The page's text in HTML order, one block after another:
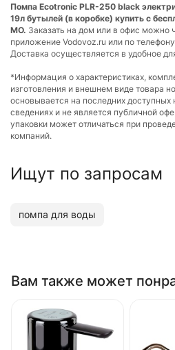
Помпа Ecotronic PLR-250 black
19л бутылей (в коробке) купить с
МО. Заказать на дом или в офис можно
приложение Vodovoz.ru или по
Доставка осуществляется в удобное
*Информация о характеристиках,
изготовления и внешнем виде товара
основывается на последних доступных
сведениях и не является публичной
упаковки может отличаться при
компаний.
Ищут по запросам
помпа для воды
Вам также может